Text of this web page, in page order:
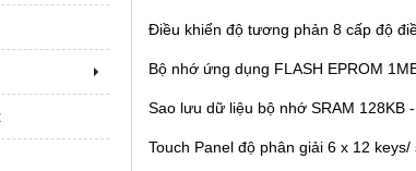
Điều khiển độ tương phản 8 cấp độ
Bộ nhớ ứng dụng FLASH EPROM
Sao lưu dữ liệu bộ nhớ SRAM 128KB
Touch Panel độ phân giải 6 x 12